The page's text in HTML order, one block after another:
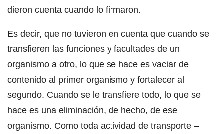
dieron cuenta cuando lo firmaron.
Es decir, que no tuvieron en cuenta que cuando se
transfieren las funciones y facultades de un
organismo a otro, lo que se hace es vaciar de
contenido al primer organismo y fortalecer al
segundo. Cuando se le transfiere todo, lo que se
hace es una eliminación, de hecho, de ese
organismo. Como toda actividad de transporte –